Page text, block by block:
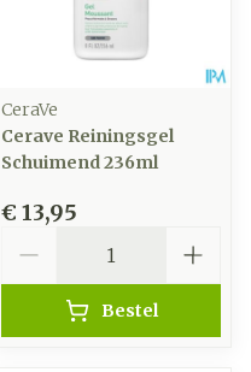
CeraVe
Cerave Reiningsgel
Schuimend 236ml
€ 13,95
Bestel